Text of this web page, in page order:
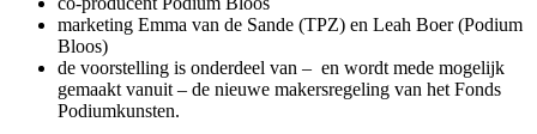
marketing Emma van de Sande (TPZ) en Leah Boer (Podium
Bloos)
de voorstelling is onderdeel van – en wordt mede mogelijk
gemaakt vanuit – de nieuwe makersregeling van het Fonds
Podiumkunsten.